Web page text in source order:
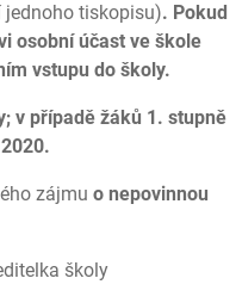
jednoho tiskopisu). Pokud
osobní účast ve škole
vstupu do školy.
v případě žáků 1. stupně
zájmu o nepovinnou
školy